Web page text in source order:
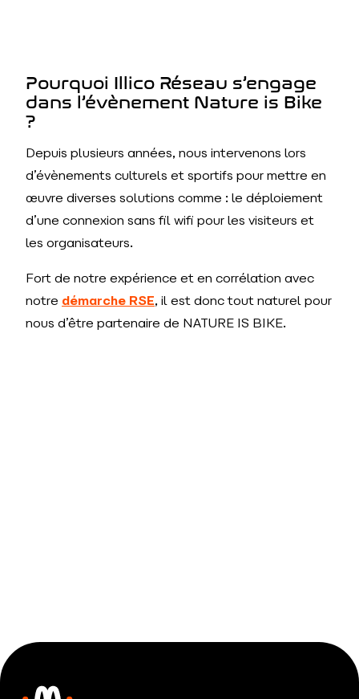
Pourquoi Illico Réseau s’engage
dans l’évènement Nature is Bike
?
Depuis plusieurs années, nous intervenons lors
d’évènements culturels et sportifs pour mettre en
œuvre diverses solutions comme : le déploiement
d’une connexion sans fil wifi pour les visiteurs et
les organisateurs.
Fort de notre expérience et en corrélation avec
notre démarche RSE, il est donc tout naturel pour
nous d’être partenaire de NATURE IS BIKE.